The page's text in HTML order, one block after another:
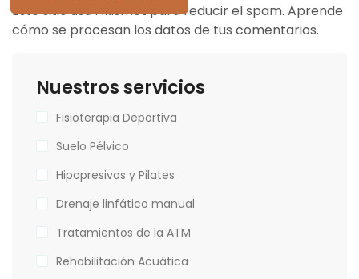
Este sitio usa Akismet para reducir el spam. Aprende
cómo se procesan los datos de tus comentarios.
Nuestros servicios
Fisioterapia Deportiva
Suelo Pélvico
Hipopresivos y Pilates
Drenaje linfático manual
Tratamientos de la ATM
Rehabilitación Acuática